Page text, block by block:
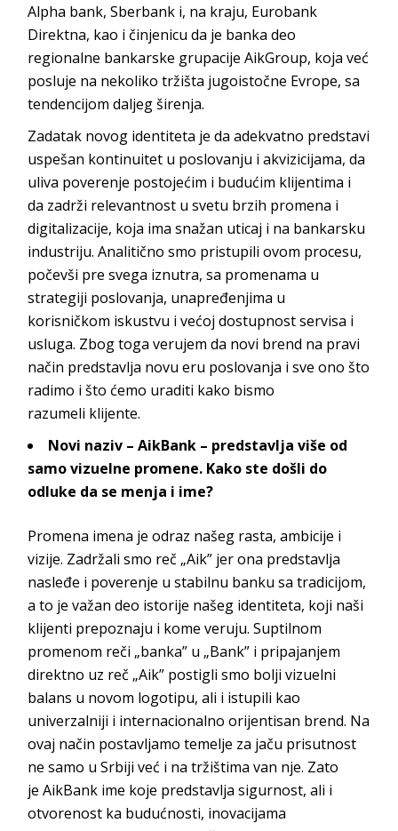
Alpha bank,Sberbank i, na kraju, Eurobank
Direktna, kao i činjenicu da je banka deo
regionalne bankarske grupacijeAikGroup, koja već
posluje na nekoliko tržišta jugoistočne Evrope, sa
tendencijom daljeg širenja.
Zadatak novog identiteta je da adekvatno predstavi
uspešan kontinuitet u poslovanju i akvizicijama, da
uliva poverenje postojećim i budućim klijentima i
da zadrži relevantnost u svetu brzih promena i
digitalizacije, koja ima snažan uticaj i na bankarsku
industriju. Analitično smo pristupili ovom procesu,
počevši pre svega iznutra, sa promenama u
strategiji poslovanja, unapređenjima u
korisničkom iskustvu i većoj dostupnost servisa i
usluga. Zbog toga verujem da novi brend na pravi
način predstavlja novu eru poslovanja i sve ono što
radimo i što ćemo uraditi kako bismo
razumeli klijente.
Novi naziv –AikBank – predstavlja više od
samo vizuelne promene. Kako ste došli do
odluke da se menja i ime?
Promena imena je odraz našeg rasta, ambicije i
vizije. Zadržali smo reč „Aik” jer ona predstavlja
nasleđe i poverenje u stabilnu banku sa tradicijom,
a to je važan deo istorije našeg identiteta, koji naši
klijenti prepoznaju i kome veruju. Suptilnom
promenom reči „banka” u „Bank” i pripajanjem
direktno uz reč „Aik” postigli smo bolji vizuelni
balans u novom logotipu, ali i istupili kao
univerzalniji i internacionalno orijentisan brend. Na
ovaj način postavljamo temelje za jaču prisutnost
ne samo u Srbiji već i na tržištima van nje. Zato
jeAikBank ime koje predstavlja sigurnost, ali i
otvorenost ka budućnosti, inovacijama